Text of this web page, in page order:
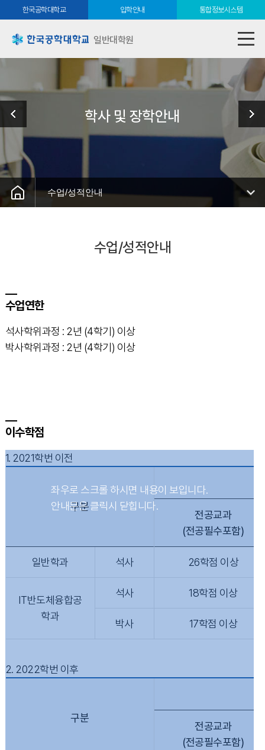
한국공학대학교 입학안내 통합정보시스템
일반대학원
학사 및 장학안내
수업/성적안내
수업/성적안내
수업연한
석사학위과정 : 2년 (4학기) 이상
박사학위과정 : 2년 (4학기) 이상
이수학점
1. 2021학번 이전
구분
전공교과
(전공필수포함)
일반학과 석사 26학점 이상
IT반도체융합공
학과
석사 18학점 이상
박사 17학점 이상
2. 2022학번 이후
구분
전공교과
(전공필수포함)